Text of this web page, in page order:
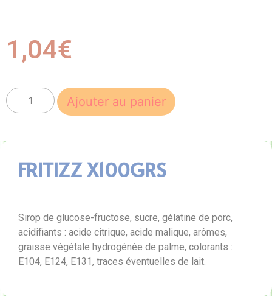
1,04€
Ajouter au panier
FRITIZZ X100GRS
Sirop de glucose-fructose, sucre, gélatine de porc,
acidifiants : acide citrique, acide malique, arômes,
graisse végétale hydrogénée de palme, colorants :
E104, E124, E131, traces éventuelles de lait.